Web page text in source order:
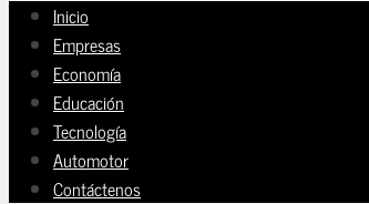
Inicio
Empresas
Economía
Educación
Tecnología
Automotor
Contáctenos